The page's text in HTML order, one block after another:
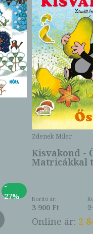
-
27%
Zdenek Miler
Kisvakond -
Matricákkal
Borító ár:
3 900 Ft
Online ár: 2